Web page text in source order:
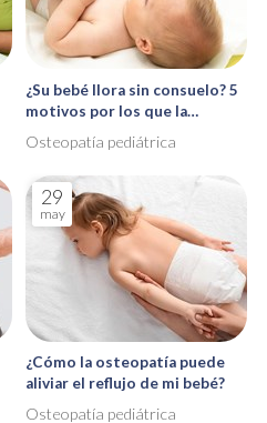
¿Su bebé llora sin consuelo? 5
motivos por los que la
ser la solución
Osteopatía pediátrica
29
may
¿Cómo la osteopatía puede
aliviar el reflujo de mi bebé?
Osteopatía pediátrica